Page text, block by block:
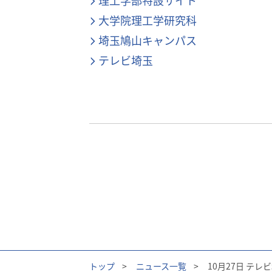
大学院理工学研究科
埼玉鳩山キャンパス
テレビ埼玉
トップ > ニュース一覧 > 10月27日 テレ